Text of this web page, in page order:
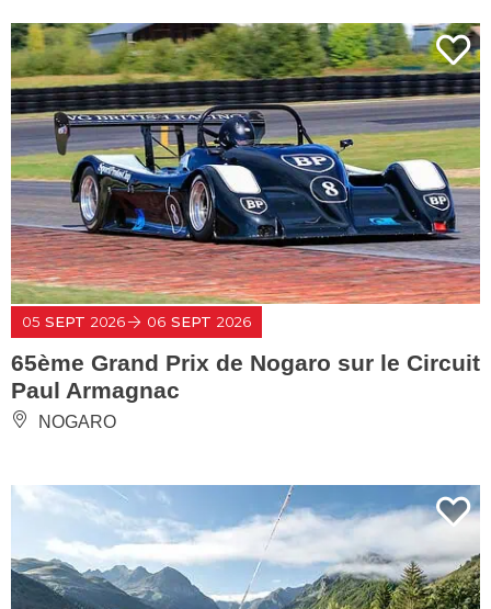
05 SEPT 2026 06 SEPT 2026
65ème Grand Prix de Nogaro sur le Circuit
Paul Armagnac
NOGARO